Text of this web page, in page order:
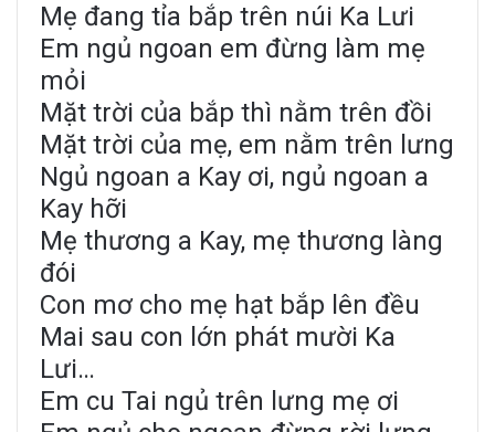
Mẹ đang tỉa bắp trên núi Ka Lưi
Em ngủ ngoan em đừng làm mẹ
mỏi
Mặt trời của bắp thì nằm trên đồi
Mặt trời của mẹ, em nằm trên lưng
Ngủ ngoan a Kay ơi, ngủ ngoan a
Kay hỡi
Mẹ thương a Kay, mẹ thương làng
đói
Con mơ cho mẹ hạt bắp lên đều
Mai sau con lớn phát mười Ka
Lưi…
Em cu Tai ngủ trên lưng mẹ ơi